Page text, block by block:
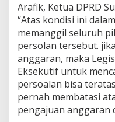
a
h
a
s
A
n
g
g
a
r
a
Arafik, Ketua DPRD
“Atas kondisi ini
memanggil seluruh
persolan tersebut.
anggaran, maka
Eksekutif untuk
persoalan bisa
pernah membatasi
pengajuan anggaran